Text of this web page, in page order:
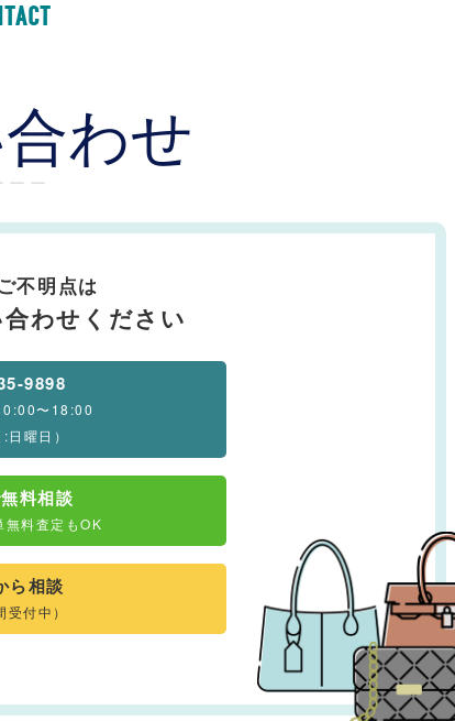
わせ
ー ー
不明点は
わせください
9898
〜18:00
:日曜日）
料相談
料査定もOK
ら相談
受付中）